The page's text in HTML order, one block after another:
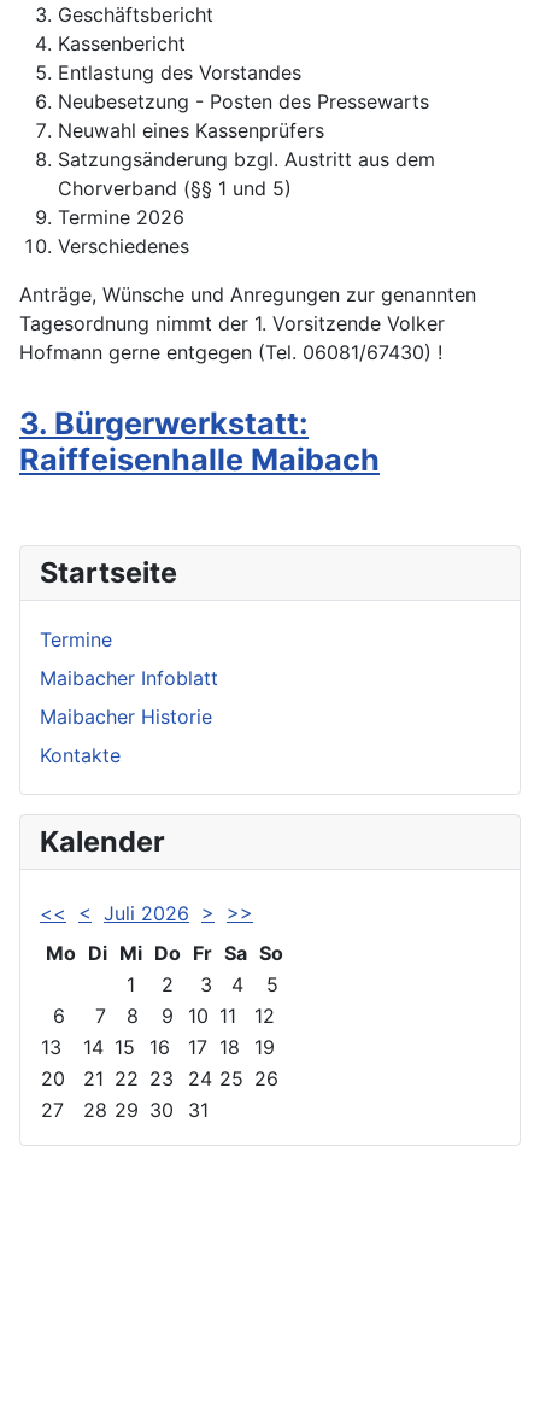
Startseite
Termine
Maibacher Infoblatt
Maibacher Historie
Kontakte
Kalender
<< < Juli 2026 >
>>
Mo Di Mi Do Fr Sa So
1
2 3 4
5
6
7 8 9 10 11
12
13
14 15 16 17 18
19
20
21 22 23 24 25 26
27
28 29 30 31
Geschäftsbericht
Kassenbericht
Entlastung des Vorstandes
Neubesetzung - Posten des Pressewarts
Neuwahl eines Kassenprüfers
Satzungsänderung bzgl. Austritt aus dem
Chorverband (§§ 1 und 5)
Termine 2026
Verschiedenes
Anträge, Wünsche und Anregungen zur genannten
Tagesordnung nimmt der 1. Vorsitzende Volker
Hofmann gerne entgegen (Tel. 06081/67430) !
3. Bürgerwerkstatt:
Raiffeisenhalle Maibach